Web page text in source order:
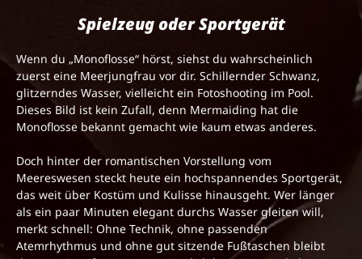
Spielzeug oder Sportgerät
Wenn du „Monoflosse“ hörst, siehst du wahrscheinlich
zuerst eine Meerjungfrau vor dir. Schillernder Schwanz,
glitzerndes Wasser, vielleicht ein Fotoshooting im Pool.
Dieses Bild ist kein Zufall, denn Mermaiding hat die
Monoflosse bekannt gemacht wie kaum etwas anderes.
Doch hinter der romantischen Vorstellung vom
Meereswesen steckt heute ein hochspannendes Sportgerät,
das weit über Kostüm und Kulisse hinausgeht. Wer länger
als ein paar Minuten elegant durchs Wasser gleiten will,
merkt schnell: Ohne Technik, ohne passenden
Atemrhythmus und ohne gut sitzende Fußtaschen bleibt